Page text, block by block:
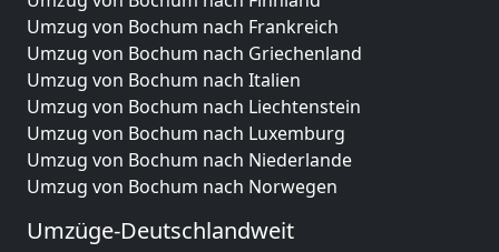
Umzug von Bochum nach Frankreich
Umzug von Bochum nach Griechenland
Umzug von Bochum nach Italien
Umzug von Bochum nach Liechtenstein
Umzug von Bochum nach Luxemburg
Umzug von Bochum nach Niederlande
Umzug von Bochum nach Norwegen
Umzüge-Deutschlandweit